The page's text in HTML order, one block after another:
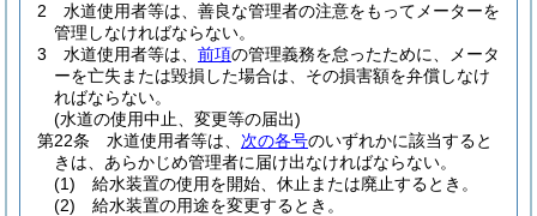
2
水道使用者等は、善良な管理者の注意をもってメーターを
管理しなければならない。
3
水道使用者等は、 前項の管理義務を怠ったために、メータ
ーを亡失または毀損した場合は、その損害額を弁償しなけ
ればならない。
(水道の使用中止、変更等の届出)
第22条
水道使用者等は、 次の各号のいずれかに該当すると
きは、あらかじめ管理者に届け出なければならない。
(1)
給水装置の使用を開始、休止または廃止するとき。
(2)
給水装置の用途を変更するとき。